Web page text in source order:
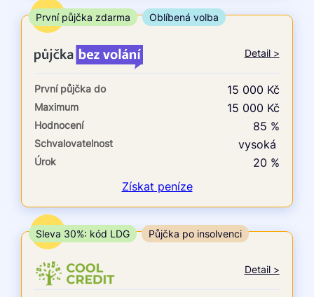
ne
V exekuci
ano
ne
Po insolvenci
ano
V hotovosti
ano
ne
TOP
První půjčka zdarma Oblíbená volba
Detail >
První půjčka do 15 000 Kč
Maximum 15 000 Kč
Hodnocení 85 %
Schvalovatelnost vysoká
Úrok
20 %
Získat peníze
TOP
Sleva 30%: kód LDG Půjčka po insolvenci
Detail >